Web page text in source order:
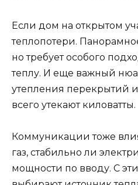
Если дом на открытом
теплопотери.
но требует особого
теплу. И еще важный
утепления перекрытий
всего утекают киловатты.
Коммуникации тоже
газ, стабильно ли
мощности по вводу. С